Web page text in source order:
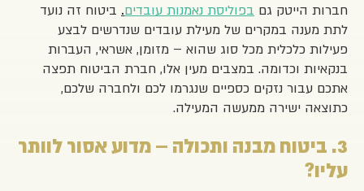
חברות הייטק גם בפוליסת נאמנות עובדים. ביטוח זה נועד
לתת מענה במקרים של מעילת עובדים שנדרשים לבצע
פעילות כלכלית מכל סוג שהוא – מזומן, אשראי, העברות
בנקאיות וכדומה. במצבים מעין אלו, חברת הביטוח תפצה
אתכם עבור נזקים כספיים שנגרמו לכם ולחברה שלכם,
כתוצאה ישירה ממעשה המעילה.
3. ביטוח מבנה ותכולה – מדוע אסור לוותר
עליו?